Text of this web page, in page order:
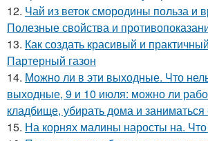
12. Чай из веток смородины польза и
Полезные свойства и
13. Как создать красивый и
Партерный газон
14. Можно ли в эти выходные. Что
выходные, 9 и 10 июля: можно ли
кладбище, убирать дома и
15. На корнях малины наросты на. Что